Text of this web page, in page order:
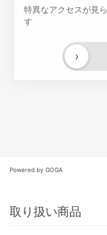
特異なアクセスが見
す
›
Powered by GOGA
取り扱い商品